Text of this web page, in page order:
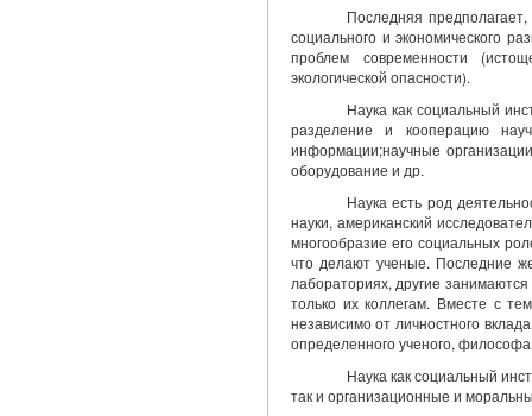
Последняя
социального и экономического
проблем современности
экологической опасности).
Наука как социальный
разделение и кооперацию
информации;научные
оборудование и др.
Наука есть род
науки, американский
многообразие его социальных
что делают ученые. Последние
лабораториях, другие
только их коллегам. Вместе с
независимо от личностного
определенного ученого,
Наука как социальный
так и организационные и